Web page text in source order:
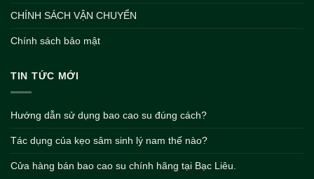
CHÍNH SÁCH VẬN CHUYỂN
Chính sách bảo mật
TIN TỨC MỚI
Hướng dẫn sử dụng bao cao su đúng cách?
Tác dụng của kẹo sâm sinh lý nam thế nào?
Cửa hàng bán bao cao su chính hãng tại Bạc Liêu.